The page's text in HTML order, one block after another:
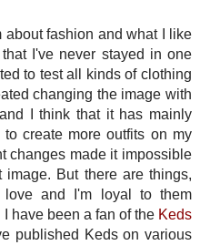
about fashion and what I like
I've never stayed in one
to test all kinds of clothing
changing the image with
I think that it has mainly
create more outfits on my
changes made it impossible
But there are things,
love and I'm loyal to them
have been a fan of the Keds
published Keds on various